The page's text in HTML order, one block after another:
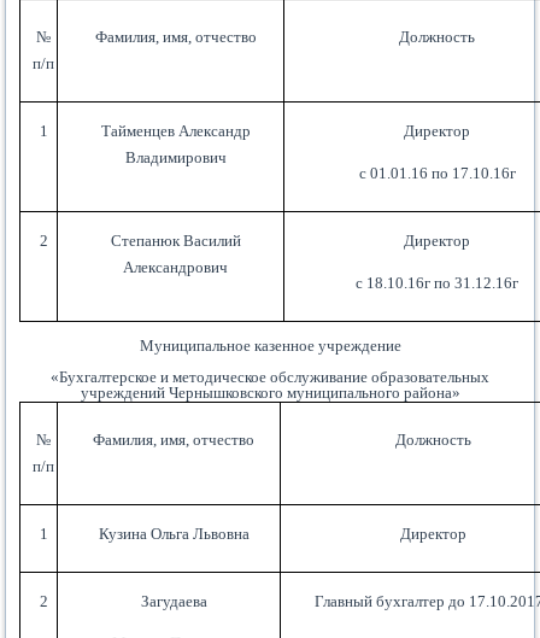
№
п/п
Фамилия, имя, отчество Должность
1
Тайменцев Александр
Владимирович
Директор
с 01.01.16 по 17.10.16г
2
Степанюк Василий
Александрович
Директор
с 18.10.16г по 31.12.16г
Муниципальное казенное учреждение
«Бухгалтерское и методическое обслуживание образовательных
учреждений Чернышковского муниципального района»
№
п/п
Фамилия, имя, отчество Должность
1 Кузина Ольга Львовна Директор
2 Загудаева Главный бухгалтер до